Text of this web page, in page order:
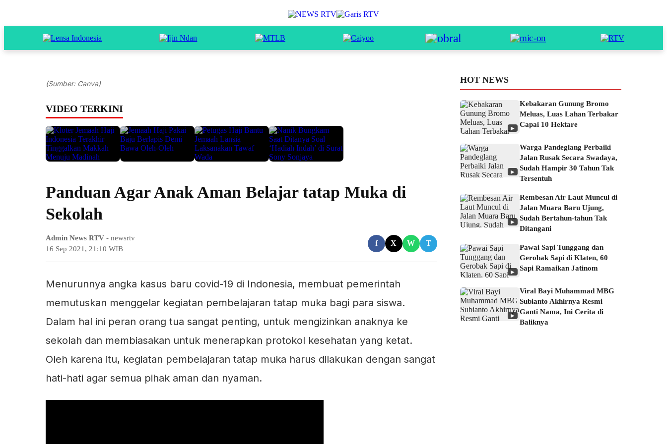
(Sumber: Canva)
VIDEO TERKINI
Panduan Agar Anak Aman Belajar tatap Muka di
Sekolah
Admin News RTV - newsrtv
16 Sep 2021, 21:10 WIB
f X W T
Menurunnya angka kasus baru covid-19 di Indonesia, membuat pemerintah
memutuskan menggelar kegiatan pembelajaran tatap muka bagi para siswa.
Dalam hal ini peran orang tua sangat penting, untuk mengizinkan anaknya ke
sekolah dan membiasakan untuk menerapkan protokol kesehatan yang ketat.
Oleh karena itu, kegiatan pembelajaran tatap muka harus dilakukan dengan sangat
hati-hati agar semua pihak aman dan nyaman.
HOT NEWS
▶
Kebakaran Gunung Bromo
Meluas, Luas Lahan Terbakar
Capai 10 Hektare
▶
Warga Pandeglang Perbaiki
Jalan Rusak Secara Swadaya,
Sudah Hampir 30 Tahun Tak
Tersentuh
▶
Rembesan Air Laut Muncul di
Jalan Muara Baru Ujung,
Sudah Bertahun-tahun Tak
Ditangani
▶
Pawai Sapi Tunggang dan
Gerobak Sapi di Klaten, 60
Sapi Ramaikan Jatinom
▶
Viral Bayi Muhammad MBG
Subianto Akhirnya Resmi
Ganti Nama, Ini Cerita di
Baliknya